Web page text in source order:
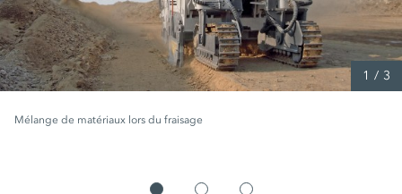
Mélange de matériaux lors du fraisage
1 / 3